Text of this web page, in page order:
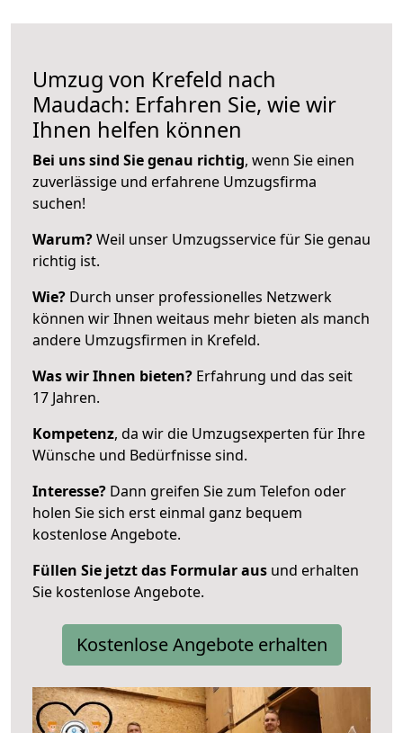
Umzug von Krefeld nach
Maudach: Erfahren Sie, wie wir
Ihnen helfen können
Bei uns sind Sie genau richtig, wenn Sie einen
zuverlässige und erfahrene Umzugsfirma
suchen!
Warum?Weil unser Umzugsservice für Sie genau
richtig ist.
Wie? Durch unser professionelles Netzwerk
können wir Ihnen weitaus mehr bieten als manch
andere Umzugsfirmen in Krefeld.
Was wir Ihnen bieten? Erfahrung und das seit
17 Jahren.
Kompetenz, da wir die Umzugsexperten für Ihre
Wünsche und Bedürfnisse sind.
Interesse? Dann greifen Sie zum Telefon oder
holen Sie sich erst einmal ganz bequem
kostenlose Angebote.
Füllen Sie jetzt das Formular aus und erhalten
Sie kostenlose Angebote.
Kostenlose Angebote erhalten